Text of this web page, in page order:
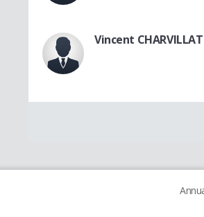
Vincent CHARVILLAT